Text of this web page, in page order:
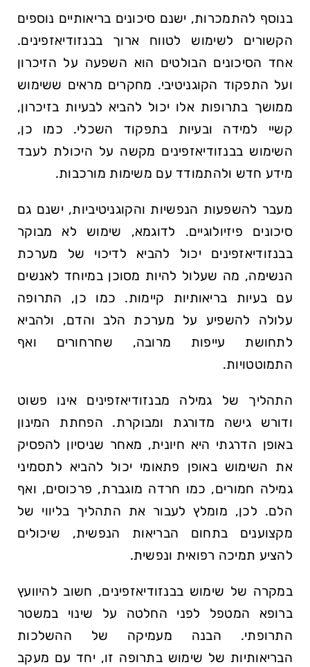
בנוסף להתמכרות, ישנם סיכונים בריאותיים נוספים
הקשורים לשימוש לטווח ארוך בבנזודיאזפינים.
אחד הסיכונים הבולטים הוא השפעה על הזיכרון
ועל התפקוד הקוגניטיבי. מחקרים מראים ששימוש
ממושך בתרופות אלו יכול להביא לבעיות בזיכרון,
קשיי למידה ובעיות בתפקוד השכלי. כמו כן,
השימוש בבנזודיאזפינים מקשה על היכולת לעבד
מידע חדש ולהתמודד עם משימות מורכבות.
מעבר להשפעות הנפשיות והקוגניטיביות, ישנם גם
סיכונים פיזיולוגיים. לדוגמא, שימוש לא מבוקר
בבנזודיאזפינים יכול להביא לדיכוי של מערכת
הנשימה, מה שעלול להיות מסוכן במיוחד לאנשים
עם בעיות בריאותיות קיימות. כמו כן, התרופה
עלולה להשפיע על מערכת הלב והדם, ולהביא
לתחושת עייפות מרובה, שחרחורים ואף
התמוטטויות.
התהליך של גמילה מבנזודיאזפינים אינו פשוט
ודורש גישה מדורגת ומבוקרת. הפחתת המינון
באופן הדרגתי היא חיונית, מאחר שניסיון להפסיק
את השימוש באופן פתאומי יכול להביא לתסמיני
גמילה חמורים, כמו חרדה מוגברת, פרכוסים, ואף
הלם. לכן, מומלץ לעבור את התהליך בליווי של
מקצוענים בתחום הבריאות הנפשית, שיכולים
להציע תמיכה רפואית ונפשית.
במקרה של שימוש בבנזודיאזפינים, חשוב להיוועץ
ברופא המטפל לפני החלטה על שינוי במשטר
התרופתי. הבנה מעמיקה של ההשלכות
הבריאותיות של שימוש בתרופה זו, יחד עם מעקב